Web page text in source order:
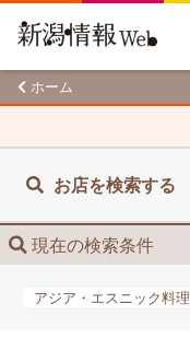
ホーム
お店を検索する
現在の検索条件
アジア・エスニック料理